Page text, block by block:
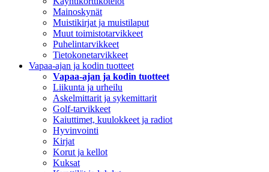
Mainoskynät
Muistikirjat ja muistilaput
Muut toimistotarvikkeet
Puhelintarvikkeet
Tietokonetarvikkeet
Vapaa-ajan ja kodin tuotteet
Vapaa-ajan ja kodin tuotteet
Liikunta ja urheilu
Askelmittarit ja sykemittarit
Golf-tarvikkeet
Kaiuttimet, kuulokkeet ja radiot
Hyvinvointi
Kirjat
Korut ja kellot
Kuksat